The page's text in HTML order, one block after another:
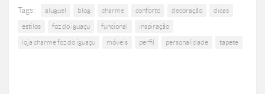
Tags: aluguel blog charme conforto decoração dicas
estilos foz do iguaçu funcional inspiração
loja charme foz do iguaçu móveis perfil personalidade tapete